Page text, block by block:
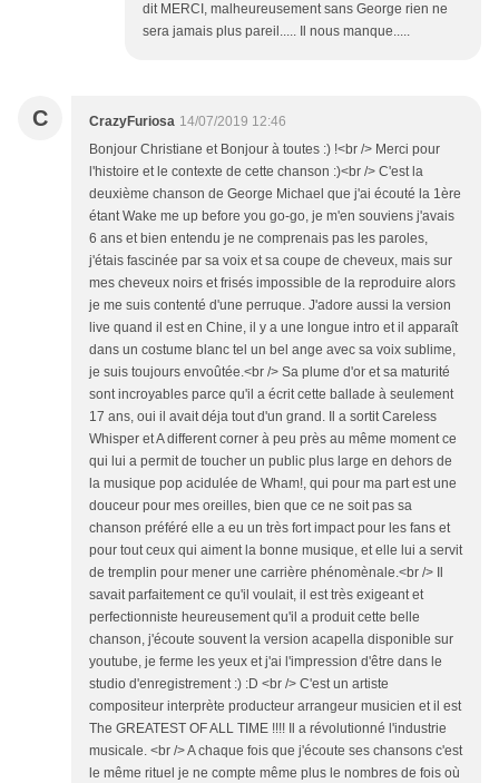
dit MERCI, malheureusement sans George rien ne
sera jamais plus pareil..... Il nous manque.....
C CrazyFuriosa 14/07/2019 12:46
Bonjour Christiane et Bonjour à toutes :) !<br /> Merci pour
l'histoire et le contexte de cette chanson :)<br /> C'est la
deuxième chanson de George Michael que j'ai écouté la 1ère
étant Wake me up before you go-go, je m'en souviens j'avais
6 ans et bien entendu je ne comprenais pas les paroles,
j'étais fascinée par sa voix et sa coupe de cheveux, mais sur
mes cheveux noirs et frisés impossible de la reproduire alors
je me suis contenté d'une perruque. J'adore aussi la version
live quand il est en Chine, il y a une longue intro et il apparaît
dans un costume blanc tel un bel ange avec sa voix sublime,
je suis toujours envoûtée.<br /> Sa plume d'or et sa maturité
sont incroyables parce qu'il a écrit cette ballade à seulement
17 ans, oui il avait déja tout d'un grand. Il a sortit Careless
Whisper et A different corner à peu près au même moment ce
qui lui a permit de toucher un public plus large en dehors de
la musique pop acidulée de Wham!, qui pour ma part est une
douceur pour mes oreilles, bien que ce ne soit pas sa
chanson préféré elle a eu un très fort impact pour les fans et
pour tout ceux qui aiment la bonne musique, et elle lui a servit
de tremplin pour mener une carrière phénomènale.<br /> Il
savait parfaitement ce qu'il voulait, il est très exigeant et
perfectionniste heureusement qu'il a produit cette belle
chanson, j'écoute souvent la version acapella disponible sur
youtube, je ferme les yeux et j'ai l'impression d'être dans le
studio d'enregistrement :) :D <br /> C'est un artiste
compositeur interprète producteur arrangeur musicien et il est
The GREATEST OF ALL TIME !!!! Il a révolutionné l'industrie
musicale. <br /> A chaque fois que j'écoute ses chansons c'est
le même rituel je ne compte même plus le nombres de fois où